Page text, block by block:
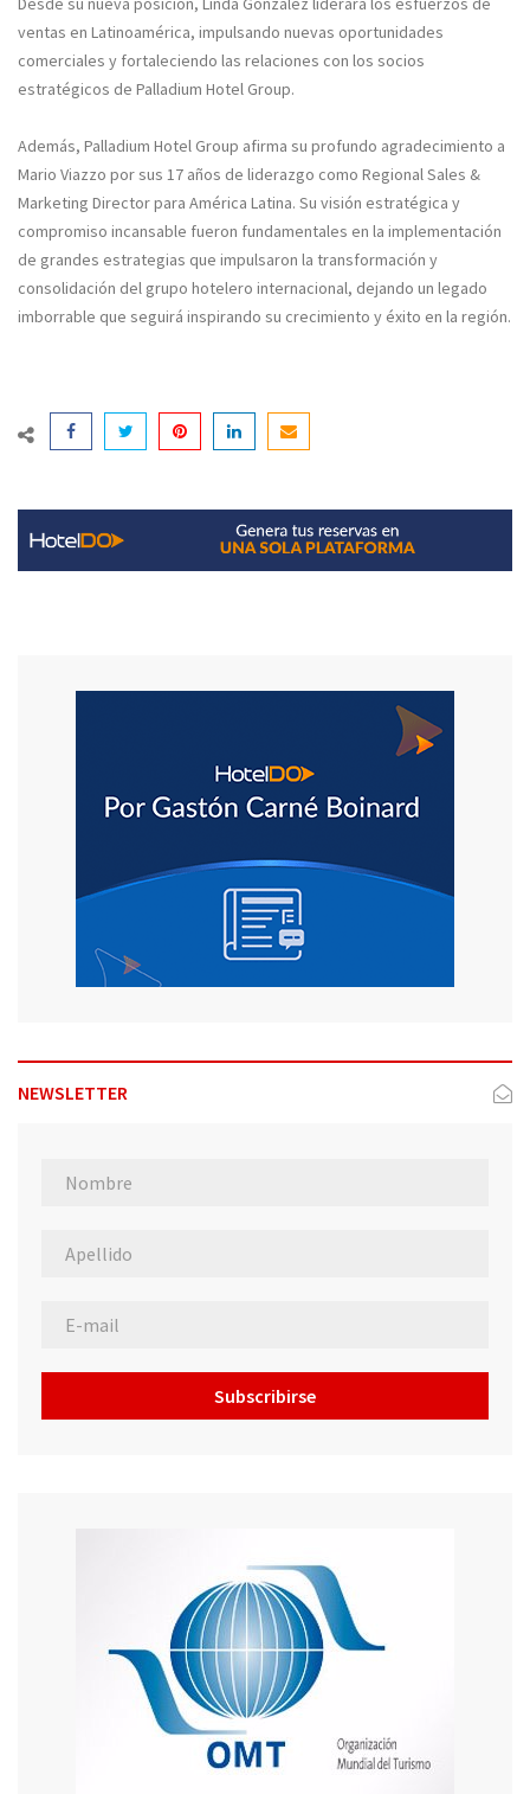
ventas en Latinoamérica, impulsando nuevas oportunidades
comerciales y fortaleciendo las relaciones con los socios
estratégicos de Palladium Hotel Group.
Además, Palladium Hotel Group afirma su profundo agradecimiento a
Mario Viazzo por sus 17 años de liderazgo como Regional Sales &
Marketing Director para América Latina. Su visión estratégica y
compromiso incansable fueron fundamentales en la implementación
de grandes estrategias que impulsaron la transformación y
consolidación del grupo hotelero internacional, dejando un legado
imborrable que seguirá inspirando su crecimiento y éxito en la región.
NEWSLETTER
Subscribirse